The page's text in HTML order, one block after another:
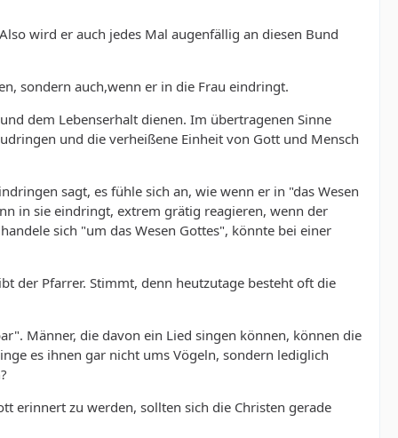
wird er auch jedes Mal augenfällig an diesen Bund
sondern auch,wenn er in die Frau eindringt.
dem Lebenserhalt dienen. Im übertragenen Sinne
und die verheißene Einheit von Gott und Mensch
sagt, es fühle sich an, wie wenn er in "das Wesen
in sie eindringt, extrem grätig reagieren, wenn der
sich "um das Wesen Gottes", könnte bei einer
der Pfarrer. Stimmt, denn heutzutage besteht oft die
Männer, die davon ein Lied singen können, können die
es ihnen gar nicht ums Vögeln, sondern lediglich
erinnert zu werden, sollten sich die Christen gerade